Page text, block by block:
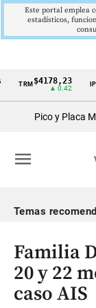
Cintillo
Colombia
TRM$4178,23
▲ 0.42
IPC
Pico y Placa
menu
Temas
Familia
20 y 22
caso AIS
Este portal emplea
estadísticos,